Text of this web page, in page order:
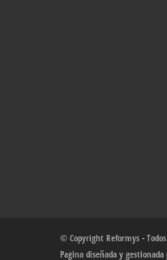
© Copyright Reformys -
Pagina diseñada y gestionada